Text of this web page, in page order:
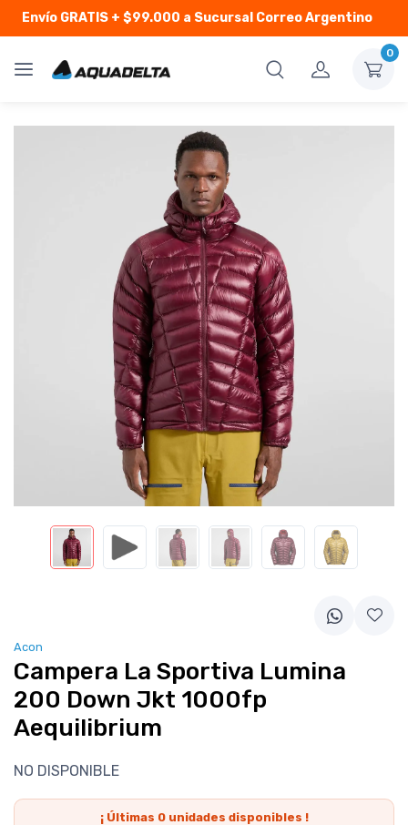
Envío GRATIS+ $99.000 a Sucursal Correo Argentino
0
Acon
Campera La Sportiva Lumina
200 Down Jkt 1000fp
Aequilibrium
NO DISPONIBLE
¡ Últimas 0unidades disponibles !